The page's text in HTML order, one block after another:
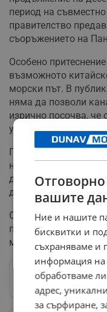
период на
правителство
съоръжението на
Особено
възможното
морски път. В
няма да позволи
изрично посочва, че
управлява от Китай.
Постът на Тръмп в
нещо, което се
да каже, че може да
да предаде
Обявеното от Тръмп
промяна в
мандата му.
Следвай ни
вашите
Ние и нашите
бисквитки и
съхраняваме и
информация на
обработваме
адрес,
за сърфиране,